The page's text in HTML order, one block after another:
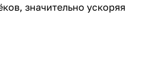
значительно ускоряя